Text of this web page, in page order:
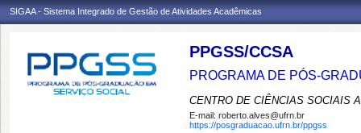
SIGAA - Sistema Integrado de Gestão de Atividades Acadêmicas
PPGSS/CCSA
PROGRAMA DE PÓS-
CENTRO DE CIÊNCIAS SOCIAIS
E-mail: roberto.alves@ufrn.br
https://posgraduacao.ufrn.br/ppgss